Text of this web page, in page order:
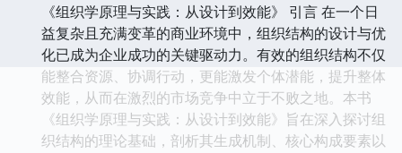
《组织学原理与实践：从设计到效能》 引言 在一个日
益复杂且充满变革的商业环境中，组织结构的设计与优
化已成为企业成功的关键驱动力。有效的组织结构不仅
能整合资源、协调行动，更能激发个体潜能，提升整体
效能，从而在激烈的市场竞争中立于不败之地。本书
《组织学原理与实践：从设计到效能》旨在深入探讨组
织结构的理论基础，剖析其生成机制、核心构成要素以